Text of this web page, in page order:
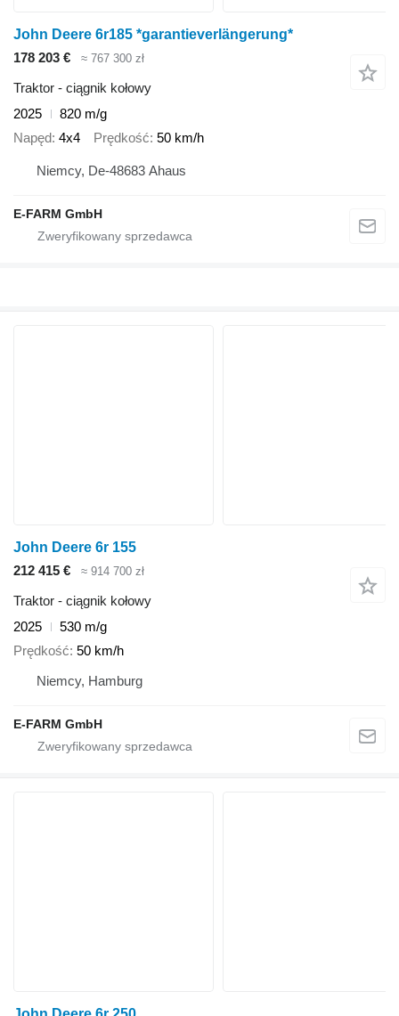
John Deere 6r185 *garantieverlängerung*
178 203 €
≈ 767 300 zł
Traktor - ciągnik kołowy
2025
820 m/g
Napęd 4x4 Prędkość 50 km/h
Niemcy, De-48683 Ahaus
E-FARM GmbH
John Deere 6r 155
212 415 €
≈ 914 700 zł
Traktor - ciągnik kołowy
2025
530 m/g
Prędkość 50 km/h
Niemcy, Hamburg
E-FARM GmbH